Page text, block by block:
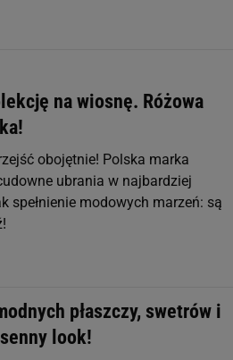
na wiosnę. Różowa
obojętnie! Polska marka
ubrania w najbardziej
spełnienie modowych marzeń: są
płaszczy, swetrów i
look!